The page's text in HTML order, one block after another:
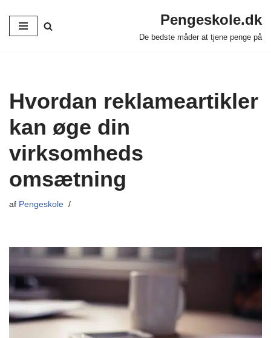
Spring
Pengeskole.dk
De bedste måder at tjene penge på
Hvordan reklameartikler
kan øge din
virksomheds
omsætning
af Pengeskole